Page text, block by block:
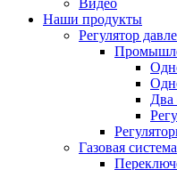
Видео
Наши продукты
Регулятор
Два
Газовая система